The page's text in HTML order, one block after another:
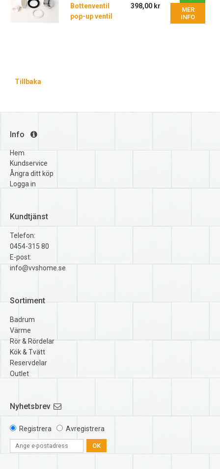
Bottenventil
pop-up ventil
398,00 kr
MER
INFO
Tillbaka
Info
Hem
Kundservice
Ångra ditt köp
Logga in
Kundtjänst
Telefon:
0454-315 80
E-post:
info@vvshome.se
Sortiment
Badrum
Värme
Rör & Rördelar
Kök & Tvätt
Reservdelar
Outlet
Nyhetsbrev
Registrera Avregistrera
OK